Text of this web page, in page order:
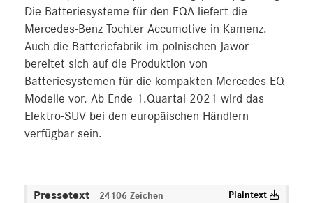
Die Batteriesysteme für den EQA liefert die
Mercedes-Benz Tochter Accumotive in Kamenz.
Auch die Batteriefabrik im polnischen Jawor
bereitet sich auf die Produktion von
Batteriesystemen für die kompakten Mercedes-EQ
Modelle vor. Ab Ende 1.Quartal 2021 wird das
Elektro-SUV bei den europäischen Händlern
verfügbar sein.
Pressetext 24106 Zeichen Plaintext